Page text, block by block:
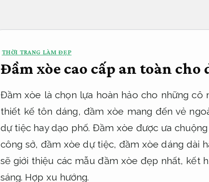
THỜI TRANG LÀM ĐẸP
Đầm xòe cao cấp an toàn cho
Đầm xòe là chọn lựa hoàn hảo cho những cô
thiết kế tôn dáng, đầm xòe mang đến vẻ
dự tiệc hay dạo phố. Đầm xòe được ưa
công sở, đầm xòe dự tiệc, đầm xòe dáng dài
sẽ giới thiệu các mẫu đầm xòe đẹp nhất, kết
sáng. Hợp xu hướng.